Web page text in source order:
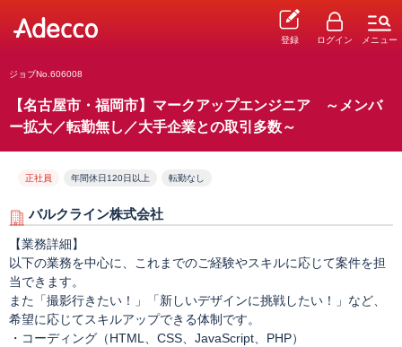
登録 ログイン メニュー
ジョブNo.606008
【名古屋市・福岡市】マークアップエンジニア ～メンバ
ー拡大／転勤無し／大手企業との取引多数～
正社員 年間休日120日以上 転勤なし
バルクライン株式会社
【業務詳細】
以下の業務を中心に、これまでのご経験やスキルに応じて案件を担
当できます。
また「撮影行きたい！」「新しいデザインに挑戦したい！」など、
希望に応じてスキルアップできる体制です。
・コーディング（HTML、CSS、JavaScript、PHP）